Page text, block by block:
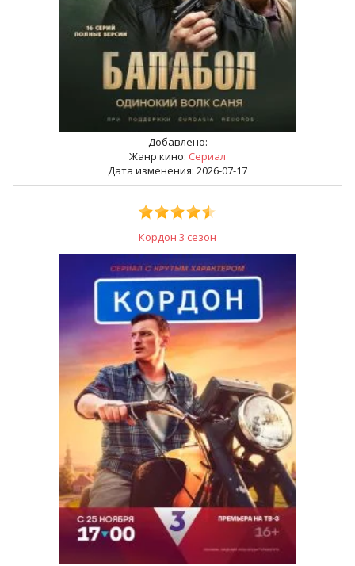
Добавлено:
Жанр кино: Сериал
Дата изменения: 2026-07-17
Кордон 3 сезон